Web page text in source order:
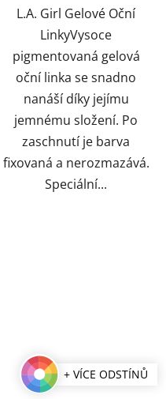
hvězdiček.
L.A. Girl Gelové Oční
LinkyVysoce
pigmentovaná gelová
oční linka se snadno
nanáší díky jejímu
jemnému složení. Po
zaschnutí je barva
fixovaná a nerozmazává.
Speciální...
+ VÍCE ODSTÍNŮ